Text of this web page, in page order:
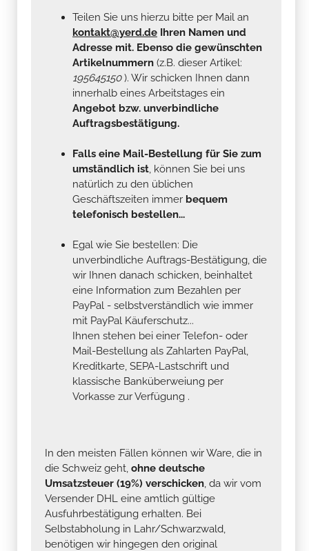
Teilen Sie uns hierzu bitte per Mail an
kontakt@yerd.de Ihren Namen und
Adresse mit. Ebenso die gewünschten
Artikelnummern (z.B. dieser Artikel:
195645150). Wir schicken Ihnen dann
innerhalb eines Arbeitstages ein
Angebot bzw. unverbindliche
Auftragsbestätigung.
Falls eine Mail-Bestellung für Sie zum
umständlich ist, können Sie bei uns
natürlich zu den üblichen
Geschäftszeiten immer bequem
telefonisch bestellen...
Egal wie Sie bestellen: Die
unverbindliche Auftrags-Bestätigung, die
wir Ihnen danach schicken, beinhaltet
eine Information zum Bezahlen per
PayPal - selbstverständlich wie immer
mit PayPal Käuferschutz...
Ihnen stehen bei einer Telefon- oder
Mail-Bestellung als Zahlarten PayPal,
Kreditkarte, SEPA-Lastschrift und
klassische Banküberweiung per
Vorkasse zur Verfügung .
In den meisten Fällen können wir Ware, die in
die Schweiz geht, ohne deutsche
Umsatzsteuer (19%) verschicken, da wir vom
Versender DHL eine amtlich gültige
Ausfuhrbestätigung erhalten. Bei
Selbstabholung in Lahr/Schwarzwald,
benötigen wir hingegen den original